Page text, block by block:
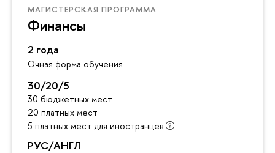
МАГИСТЕРСКАЯ ПРОГРАММА
Финансы
2 года
Очная форма обучения
30/20/5
30 бюджетных мест
20 платных мест
5 платных мест для иностранцев
РУС/АНГЛ